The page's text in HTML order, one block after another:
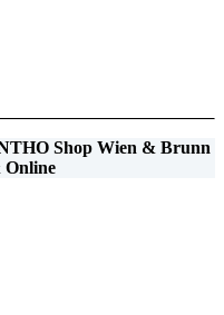
Shop Wien & Brunn
Online